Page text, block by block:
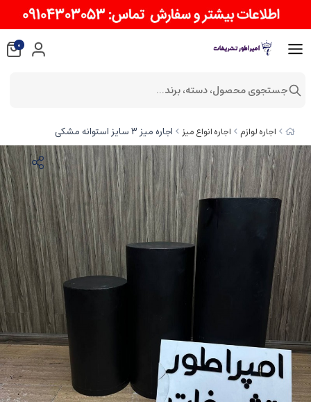
اجاره لوازم اجاره انواع میز اجاره میز ۳ سایز استوانه مشکی
0
جستجوی محصول، دسته، برند...